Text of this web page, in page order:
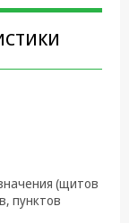
(щитов
пунктов